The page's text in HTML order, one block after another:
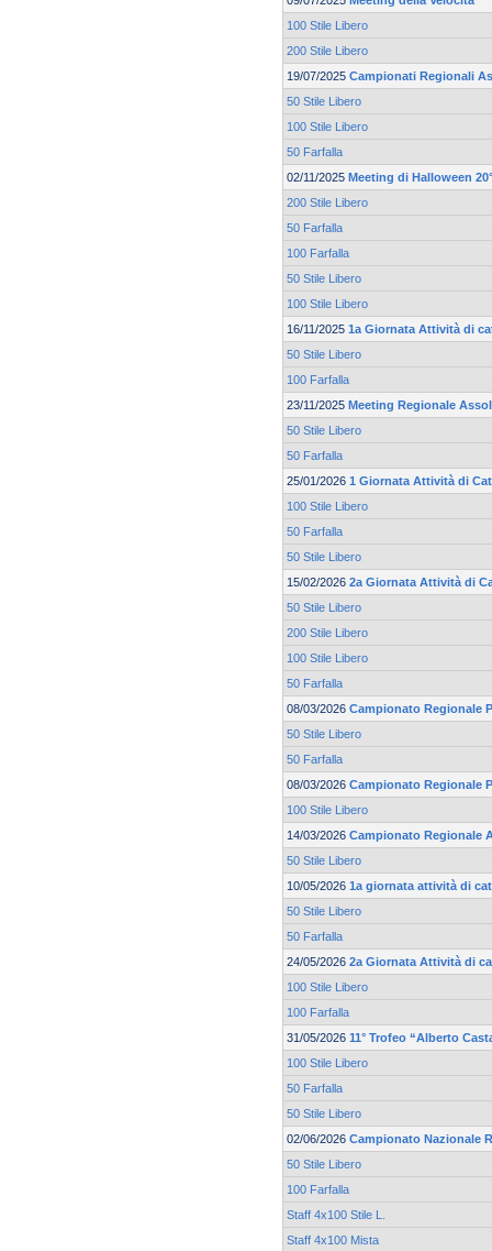
100 Stile Libero
200 Stile Libero
19/07/2025 Campionati Regionali
50 Stile Libero
100 Stile Libero
50 Farfalla
02/11/2025 Meeting di Halloween
200 Stile Libero
50 Farfalla
100 Farfalla
50 Stile Libero
100 Stile Libero
16/11/2025 1a Giornata Attività di
50 Stile Libero
100 Farfalla
23/11/2025 Meeting Regionale
50 Stile Libero
50 Farfalla
25/01/2026 1 Giornata Attività di
100 Stile Libero
50 Farfalla
50 Stile Libero
15/02/2026 2a Giornata Attività di
50 Stile Libero
200 Stile Libero
100 Stile Libero
50 Farfalla
08/03/2026 Campionato Regionale
50 Stile Libero
50 Farfalla
08/03/2026 Campionato Regionale
100 Stile Libero
14/03/2026 Campionato Regionale
50 Stile Libero
10/05/2026 1a giornata attività di
50 Stile Libero
50 Farfalla
24/05/2026 2a Giornata Attività di
100 Stile Libero
100 Farfalla
31/05/2026 11° Trofeo “Alberto
100 Stile Libero
50 Farfalla
50 Stile Libero
02/06/2026 Campionato Nazionale
50 Stile Libero
100 Farfalla
Staff 4x100 Stile L.
Staff 4x100 Mista